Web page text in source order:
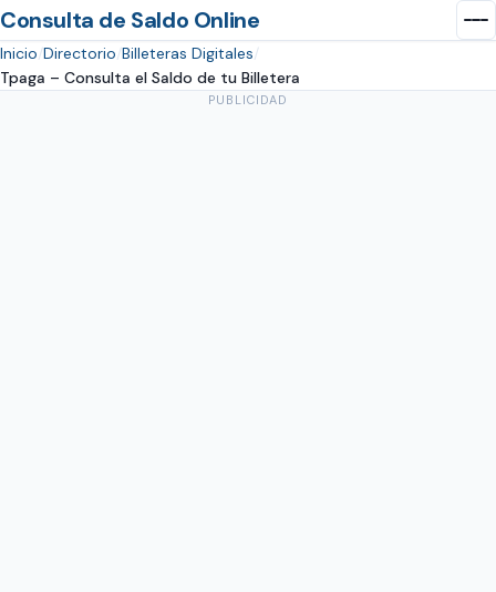
Consulta de Saldo Online
Inicio Directorio Billeteras Digitales
Tpaga – Consulta el Saldo de tu Billetera
PUBLICIDAD